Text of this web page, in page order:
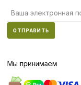
ОТПРАВИТЬ
Мы принимаем